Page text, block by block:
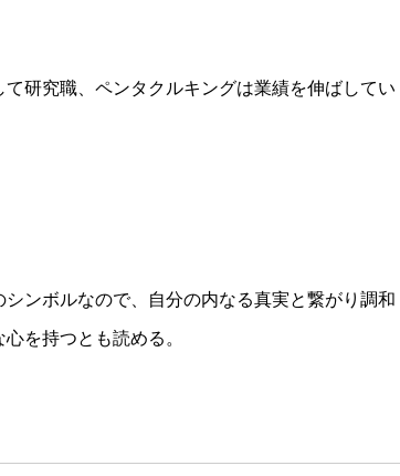
研究職、ペンタクルキングは業績を伸ばしてい
ンボルなので、自分の内なる真実と繋がり調和
を持つとも読める。